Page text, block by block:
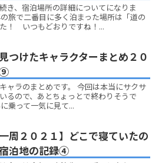
き、宿泊場所の詳細についてになりま
旅で二番目に多く泊まった場所は「道の
！ いつもどおりですね！...
つけたキャラクターまとめ２０
ャラのまとめです。 今回は本当にサクサ
るので、あとちょっとで終わりそうで
乗って一気に見て...
一周２０２１】どこで寝ていたの
泊地の記録④